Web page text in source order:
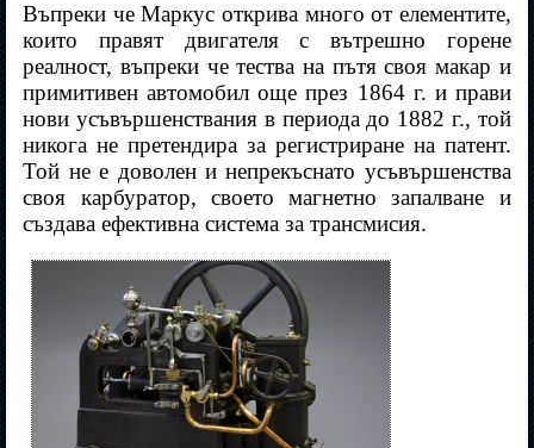
Въпреки че Маркус открива много от елементите,
които правят двигателя с вътрешно горене
реалност, въпреки че тества на пътя своя макар и
примитивен автомобил още през 1864 г. и прави
нови усъвършенствания в периода до 1882 г., той
никога не претендира за регистриране на патент.
Той не е доволен и непрекъснато усъвършенства
своя карбуратор, своето магнетно запалване и
създава ефективна система за трансмисия.